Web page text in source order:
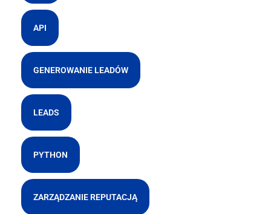
API
GENEROWANIE LEADÓW
LEADS
PYTHON
ZARZĄDZANIE REPUTACJĄ